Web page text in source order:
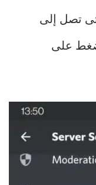
تصل إلى
على